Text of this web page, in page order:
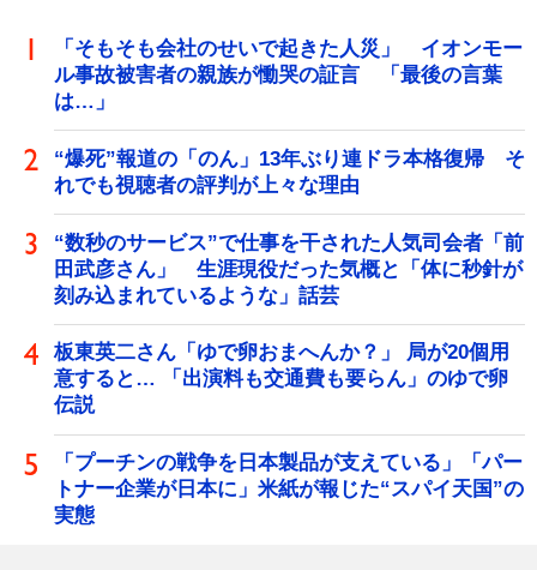
「そもそも会社のせいで起きた人災」 イオンモー
ル事故被害者の親族が慟哭の証言 「最後の言葉
は…」
“爆死”報道の「のん」13年ぶり連ドラ本格復帰 そ
れでも視聴者の評判が上々な理由
“数秒のサービス”で仕事を干された人気司会者「前
田武彦さん」 生涯現役だった気概と「体に秒針が
刻み込まれているような」話芸
板東英二さん「ゆで卵おまへんか？」 局が20個用
意すると… 「出演料も交通費も要らん」のゆで卵
伝説
「プーチンの戦争を日本製品が支えている」「パー
トナー企業が日本に」米紙が報じた“スパイ天国”の
実態